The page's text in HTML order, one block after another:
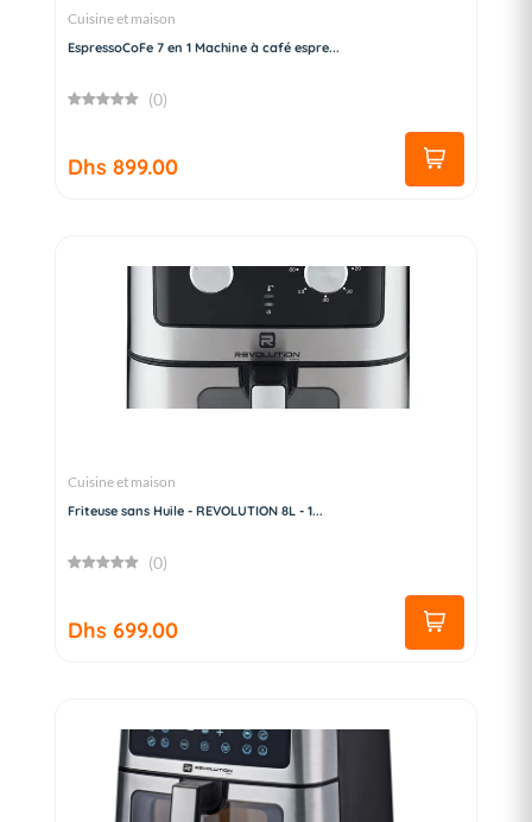
Cuisine et maison
EspressoCoFe 7 en 1 Machine à café espre...
(0)
Dhs 899.00
Cuisine et maison
Friteuse sans Huile - REVOLUTION 8L - 1...
(0)
Dhs 699.00